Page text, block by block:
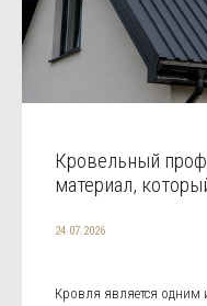
Кровельный
материал,
24.07.2026
Кровля является